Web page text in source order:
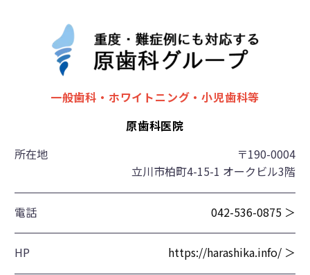
一般歯科・ホワイトニング・小児歯科等
原歯科医院
所在地
〒190-0004
立川市柏町4-15-1 オークビル3階
電話 042-536-0875 ＞
HP https://harashika.info/ ＞